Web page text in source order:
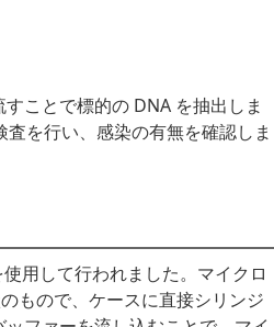
ことで標的の DNA を抽出しま
を行い、感染の有無を確認しま
用して行われました。マイクロ
もので、ケースに直接シリンジ